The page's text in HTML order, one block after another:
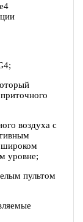
воздуха c
широком
уровне;
пультом